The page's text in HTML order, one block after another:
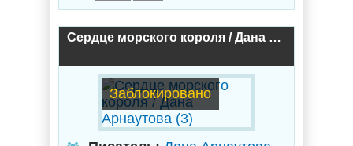
Сердце морского короля / Дана Арнаутова (3)
Заблокировано